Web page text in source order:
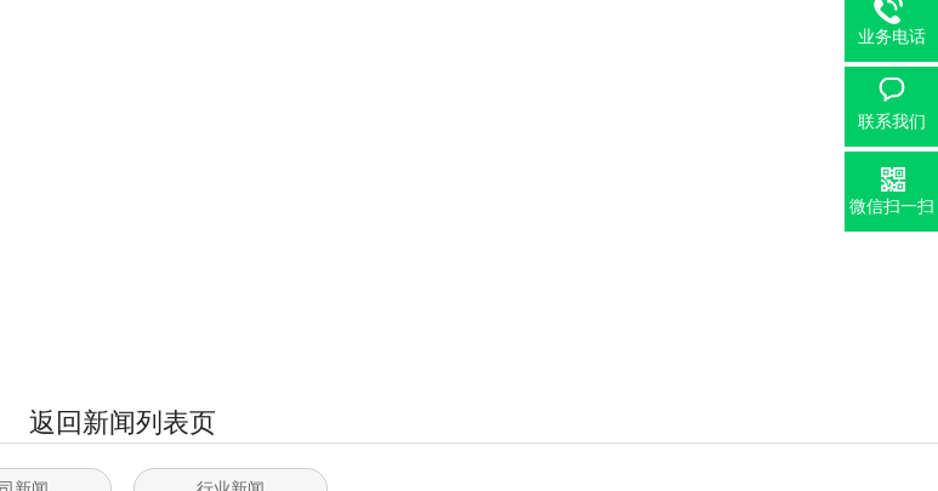
返回新闻列表页
业务电话
联系我们
微信扫一扫